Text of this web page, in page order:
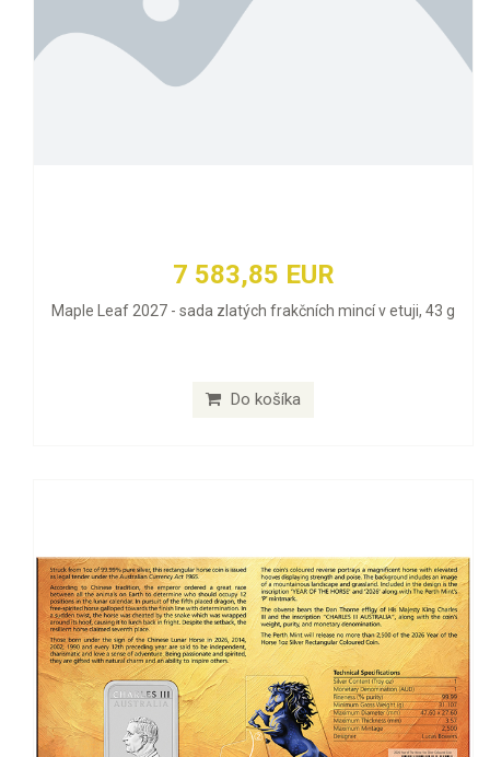
7 583,85 EUR
Maple Leaf 2027 - sada zlatých frakčních mincí v etuji, 43 g
Do košíka